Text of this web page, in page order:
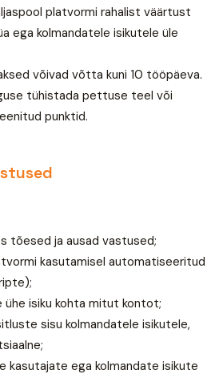
platvormi rahalist väärtust
ega kolmandatele isikutele üle
võivad võtta kuni 10 tööpäeva.
tühistada pettuse teel või
punktid.
tõesed ja ausad vastused;
kasutamisel automatiseeritud
ühe isiku kohta mitut kontot;
sisu kolmandatele isikutele,
kasutajate ega kolmandate isikute